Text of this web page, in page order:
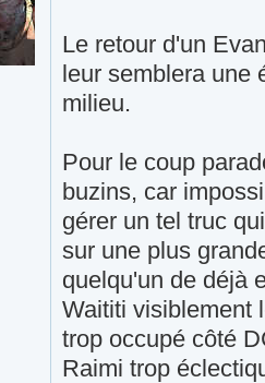
Le retour d'un
leur semblera une
milieu.
Pour le coup
buzins, car
gérer un tel truc
sur une plus
quelqu'un de déjà
Waititi visiblement
trop occupé côté
Raimi trop